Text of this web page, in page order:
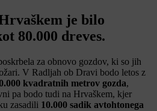
je bilo
80.000 dreves.
za obnovo gozdov, ki so jih
V Radljah ob Dravi bodo letos z
kvadratnih metrov gozda,
pa bodo tudi na Hrvaškem, kjer
zasadili 10.000 sadik avtohtonega